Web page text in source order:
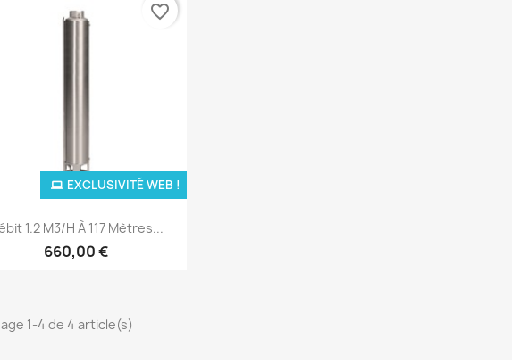
Aperçu rapide
1.2 M3/H À 117 Mètres...
660,00 €
EXCLUSIVITÉ WEB !
favorite_border
1-4 de 4 article(s)